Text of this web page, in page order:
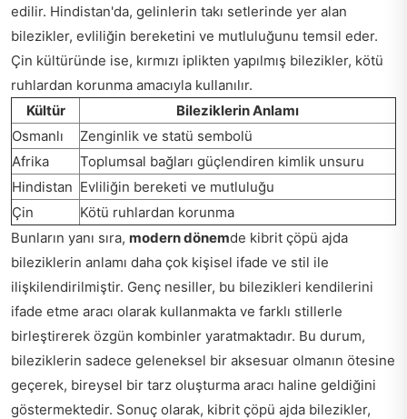
edilir. Hindistan'da, gelinlerin takı setlerinde yer alan
bilezikler, evliliğin bereketini ve mutluluğunu temsil eder.
Çin kültüründe ise, kırmızı iplikten yapılmış bilezikler, kötü
ruhlardan korunma amacıyla kullanılır.
Kültür
Bileziklerin Anlamı
Osmanlı
Zenginlik ve statü sembolü
Afrika
Toplumsal bağları güçlendiren kimlik unsuru
Hindistan Evliliğin bereketi ve mutluluğu
Çin
Kötü ruhlardan korunma
Bunların yanı sıra, modern dönemde kibrit çöpü ajda
bileziklerin anlamı daha çok kişisel ifade ve stil ile
ilişkilendirilmiştir. Genç nesiller, bu bilezikleri kendilerini
ifade etme aracı olarak kullanmakta ve farklı stillerle
birleştirerek özgün kombinler yaratmaktadır. Bu durum,
bileziklerin sadece geleneksel bir aksesuar olmanın ötesine
geçerek, bireysel bir tarz oluşturma aracı haline geldiğini
göstermektedir. Sonuç olarak, kibrit çöpü ajda bilezikler,